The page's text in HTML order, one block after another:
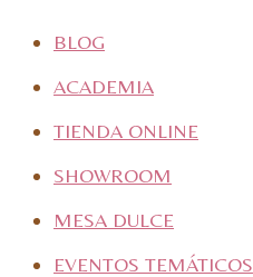
BLOG
ACADEMIA
TIENDA ONLINE
SHOWROOM
MESA DULCE
EVENTOS TEMÁTICOS